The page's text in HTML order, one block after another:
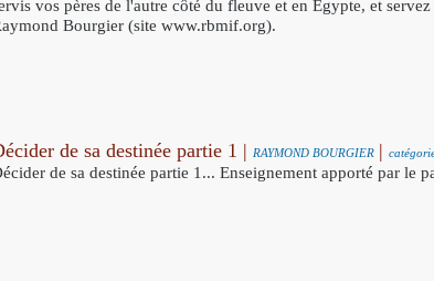
vos pères de l'autre côté du fleuve et en Egypte, et
Bourgier (site www.rbmif.org).
de sa destinée partie 1 | RAYMOND BOURGIER |
de sa destinée partie 1... Enseignement apporté par le